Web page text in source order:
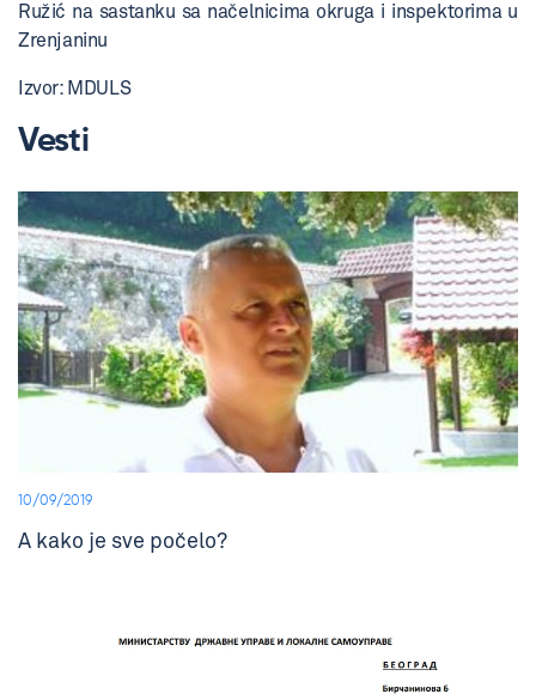
Ružić na sastanku sa načelnicima okruga i inspektorima u
Zrenjaninu
Izvor: MDULS
Vesti
10/09/2019
A kako je sve počelo?